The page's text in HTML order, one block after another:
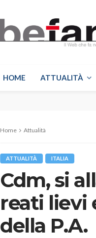
HOME ATTUALITÀ
Home Attualità
ATTUALITÀ ITALIA
Cdm, si
reati lievi
della P.A.